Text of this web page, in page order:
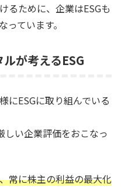
るために、企業はESGも
ています。
が考えるESG
にESGに取り組んでいる
しい企業評価をおこなっ
常に株主の利益の最大化